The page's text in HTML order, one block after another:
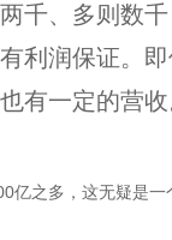
千、多则数
利润保证。
有一定的营
亿之多，这无疑是一